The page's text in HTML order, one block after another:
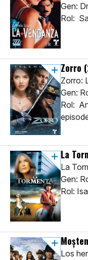
Gen:
Rol:
Zorro
Zorro:
Gen:
Rol:
La
La
Gen:
Rol:
Los